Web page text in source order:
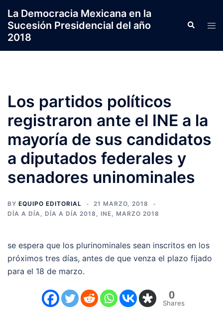
contenido
La Democracia Mexicana en la
Sucesión Presidencial del año
2018
Search
Los partidos políticos
registraron ante el INE a la
mayoría de sus candidatos
a diputados federales y
senadores uninominales
BY EQUIPO EDITORIAL
21 MARZO, 2018
DÍA A DÍA, DÍA A DÍA 2018 , INE, MARZO 2018
se espera que los plurinominales sean inscritos en los
próximos tres días, antes de que venza el plazo fijado
para el 18 de marzo.
0
Shares